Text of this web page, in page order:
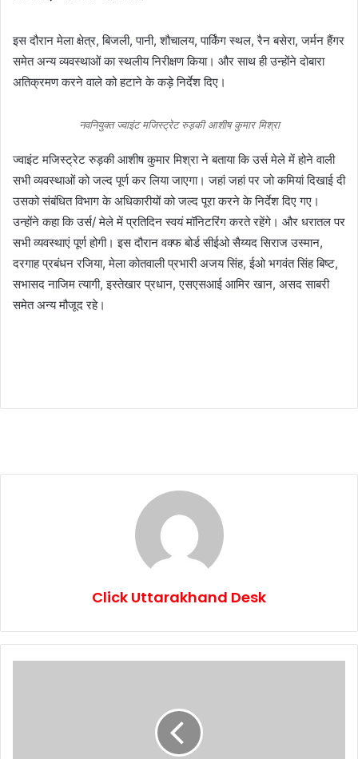
इस दौरान मेला क्षेत्र, बिजली, पानी, शौचालय, पार्किंग स्थल, रैन बसेरा, जर्मन हैंगर
समेत अन्य व्यवस्थाओं का स्थलीय निरीक्षण किया। और साथ ही उन्होंने दोबारा
अतिक्रमण करने वाले को हटाने के कड़े निर्देश दिए।
नवनियुक्त ज्वाइंट मजिस्ट्रेट रुड़की आशीष कुमार मिश्रा
ज्वाइंट मजिस्ट्रेट रुड़की आशीष कुमार मिश्रा ने बताया कि उर्स मेले में होने वाली
सभी व्यवस्थाओं को जल्द पूर्ण कर लिया जाएगा। जहां जहां पर जो कमियां दिखाई दी
उसको संबंधित विभाग के अधिकारीयों को जल्द पूरा करने के निर्देश दिए गए।
उन्होंने कहा कि उर्स/ मेले में प्रतिदिन स्वयं मॉनिटरिंग करते रहेंगे। और धरातल पर
सभी व्यवस्थाएं पूर्ण होगी। इस दौरान वक्फ बोर्ड सीईओ सैय्यद सिराज उस्मान,
दरगाह प्रबंधन रजिया, मेला कोतवाली प्रभारी अजय सिंह, ईओ भगवंत सिंह बिष्ट,
सभासद नाजिम त्यागी, इस्तेखार प्रधान, एसएसआई आमिर खान, असद साबरी
समेत अन्य मौजूद रहे।
Click Uttarakhand Desk